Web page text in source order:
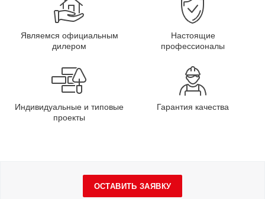
Являемся официальным
дилером
Настоящие
профессионалы
Индивидуальные и типовые
проекты
Гарантия качества
ОСТАВИТЬ ЗАЯВКУ